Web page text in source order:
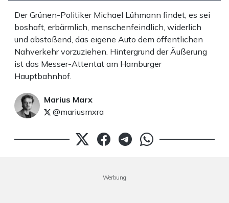
Der Grünen-Politiker Michael Lühmann findet, es sei
boshaft, erbärmlich, menschenfeindlich, widerlich
und abstoßend, das eigene Auto dem öffentlichen
Nahverkehr vorzuziehen. Hintergrund der Äußerung
ist das Messer-Attentat am Hamburger
Hauptbahnhof.
Marius Marx
@mariusmxra
Werbung